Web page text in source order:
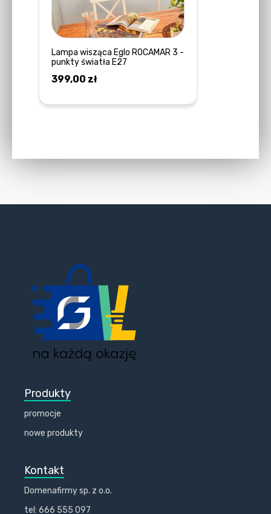
Lampa wisząca Eglo ROCAMAR 3 -
punkty światła E27
399,00 zł
Produkty
promocje
nowe produkty
Kontakt
Domenafirmy sp. z o.o.
tel: 666 555 097